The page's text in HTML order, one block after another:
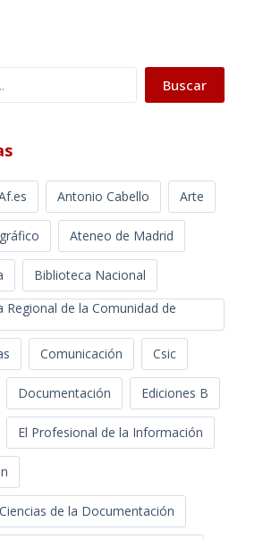
Buscar
Antonio Cabello Arte
Ateneo de Madrid
Biblioteca Nacional
Regional de la Comunidad de
Comunicación Csic
Documentación Ediciones B
El Profesional de la Información
de la Documentación